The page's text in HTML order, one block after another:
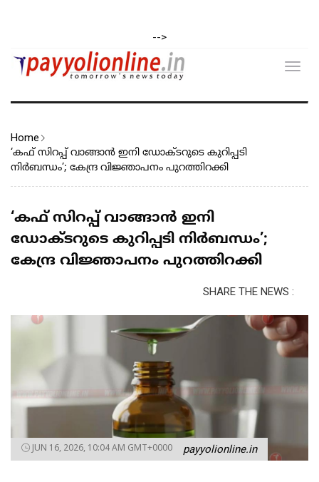
-->
Home
‘കഫ് സിറപ്പ് വാങ്ങാൻ ഇനി ഡോക്ടറുടെ കുറിപ്പടി
നിർബന്ധം’; കേന്ദ്ര വിജ്ഞാപനം പുറത്തിറക്കി
‘കഫ് സിറപ്പ് വാങ്ങാൻ ഇനി
ഡോക്ടറുടെ കുറിപ്പടി നിർബന്ധം’;
കേന്ദ്ര വിജ്ഞാപനം പുറത്തിറക്കി
SHARE THE NEWS :
JUN 16, 2026, 10:04 AM GMT+0000 payyolionline.in